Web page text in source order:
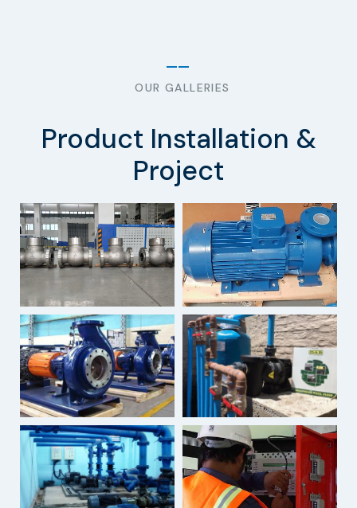
OUR GALLERIES
Product Installation &
Project